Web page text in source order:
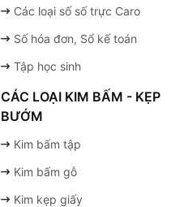
Các loại số số trực Caro
Số hóa đơn, Sổ kế toán
Tập học sinh
CÁC LOẠI KIM BẤM - KẸP
BƯỚM
Kim bấm tập
Kim bấm gỗ
Kim kẹp giấy